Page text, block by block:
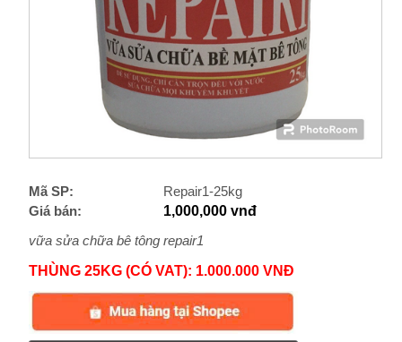
Mã SP:
Repair1-25kg
Giá bán:
1,000,000 vnđ
vữa sửa chữa bê tông repair1
THÙNG 25KG (CÓ VAT): 1.000.000 VNĐ